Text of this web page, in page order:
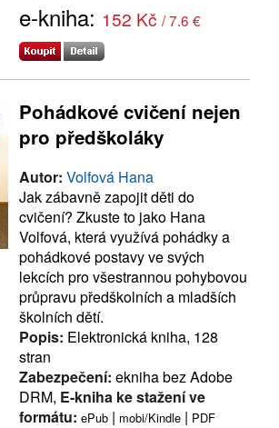
e-kniha: 152 Kč / 7.6 €
Pohádkové cvičení nejen
pro předškoláky
Autor: Volfová Hana
Jak zábavně zapojit děti do
cvičení? Zkuste to jako Hana
Volfová, která využívá pohádky a
pohádkové postavy ve svých
lekcích pro všestrannou pohybovou
průpravu předškolních a mladších
školních dětí.
Popis: Elektronická kniha, 128
stran
Zabezpečení: ekniha bez Adobe
DRM, E-kniha ke stažení ve
formátu: ePub | mobi/Kindle | PDF